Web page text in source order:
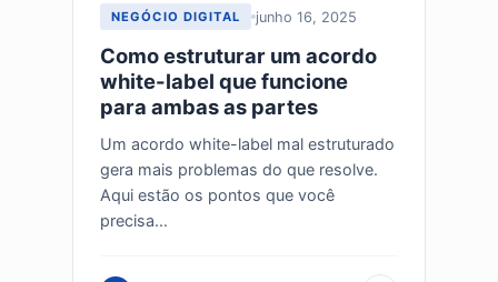
NEGÓCIO DIGITAL junho 16, 2025
Como estruturar um acordo
white-label que funcione
para ambas as partes
Um acordo white-label mal estruturado
gera mais problemas do que resolve.
Aqui estão os pontos que você
precisa...